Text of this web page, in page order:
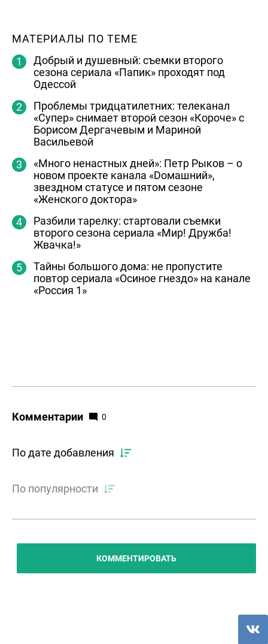
МАТЕРИАЛЫ ПО ТЕМЕ
Добрый и душевный: съемки второго
сезона сериала «Папик» проходят под
Одессой
Проблемы тридцатилетних: телеканал
«Супер» снимает второй сезон «Короче» с
Борисом Дергачевым и Мариной
Васильевой
«Много ненастных дней»: Петр Рыков – о
новом проекте канала «Dомашний»,
звездном статусе и пятом сезоне
«Женского доктора»
Разбили тарелку: стартовали съемки
второго сезона сериала «Мир! Дружба!
Жвачка!»
Тайны большого дома: не пропустите
повтор сериала «Осиное гнездо» на канале
«Россия 1»
Комментарии 0
По дате добавления
По популярности
КОММЕНТИРОВАТЬ